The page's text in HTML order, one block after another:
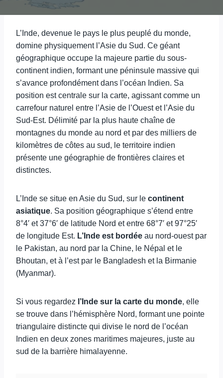
L’Inde, devenue le pays le plus peuplé du monde,
domine physiquement l’Asie du Sud. Ce géant
géographique occupe la majeure partie du sous-
continent indien, formant une péninsule massive qui
s’avance profondément dans l’océan Indien. Sa
position est centrale sur la carte, agissant comme un
carrefour naturel entre l’Asie de l’Ouest et l’Asie du
Sud-Est. Délimité par la plus haute chaîne de
montagnes du monde au nord et par des milliers de
kilomètres de côtes au sud, le territoire indien
présente une géographie de frontières claires et
distinctes.
L’Inde se situe en Asie du Sud, sur le continent
asiatique. Sa position géographique s’étend entre
8°4′ et 37°6′ de latitude Nord et entre 68°7′ et 97°25′
de longitude Est. L’Inde est bordée au nord-ouest par
le Pakistan, au nord par la Chine, le Népal et le
Bhoutan, et à l’est par le Bangladesh et la Birmanie
(Myanmar).
Si vous regardez l’Inde sur la carte du monde, elle
se trouve dans l’hémisphère Nord, formant une pointe
triangulaire distincte qui divise le nord de l’océan
Indien en deux zones maritimes majeures, juste au
sud de la barrière himalayenne.